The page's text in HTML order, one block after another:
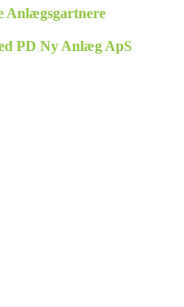
PD Ny Anlæg ApS